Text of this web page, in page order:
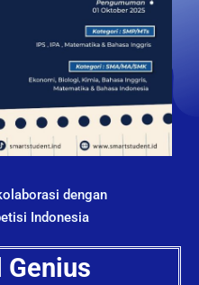
dengan
Indonesia
Genius